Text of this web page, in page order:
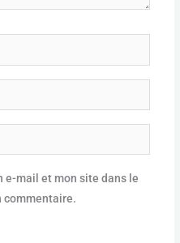
e-mail et mon site dans le
commentaire.